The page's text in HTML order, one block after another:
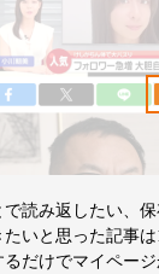
で読み返したい、
たいと思った記事は
るだけでマイペー